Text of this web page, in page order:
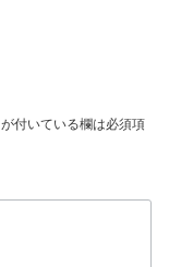
が付いている欄は必須項